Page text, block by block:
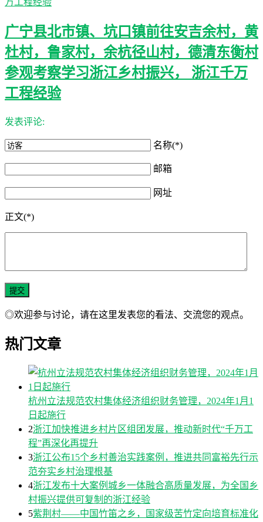
广宁县北市镇、坑口镇前往安吉余村，黄
杜村，鲁家村，余杭径山村，德清东衡村
参观考察学习浙江乡村振兴， 浙江千万
工程经验
发表评论:
名称(*)
邮箱
网址
正文(*)
◎欢迎参与讨论，请在这里发表您的看法、交流您的观点。
热门文章
杭州立法规范农村集体经济组织财务管理，2024年1月1
日起施行
2浙江加快推进乡村片区组团发展，推动新时代“千万工
程”再深化再提升
3浙江公布15个乡村善治实践案例，推进共同富裕先行示
范夯实乡村治理根基
4浙江发布十大案例城乡一体融合高质量发展，为全国乡
村振兴提供可复制的浙江经验
5紫荆村——中国竹笛之乡，国家级苦竹定向培育标准化